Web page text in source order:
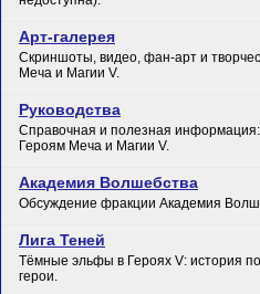
Арт-галерея
Скриншоты, видео, фан-арт и
Меча и Магии V.
Руководства
Справочная и полезная
Героям Меча и Магии V.
Академия Волшебства
Обсуждение фракции Академия
Лига Теней
Тёмные эльфы в Героях V: история
герои.